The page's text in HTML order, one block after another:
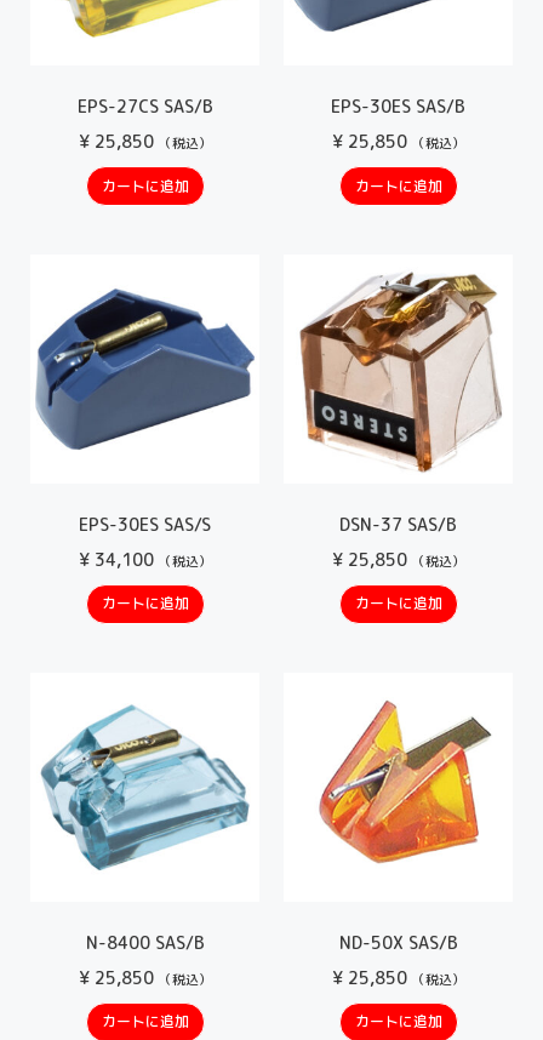
EPS-27CS SAS/B
¥25,850 （税込）
カートに追加
EPS-30ES SAS/B
¥25,850 （税込）
カートに追加
EPS-30ES SAS/S
¥34,100 （税込）
カートに追加
DSN-37 SAS/B
¥25,850 （税込）
カートに追加
N-8400 SAS/B
¥25,850 （税込）
カートに追加
ND-50X SAS/B
¥25,850 （税込）
カートに追加